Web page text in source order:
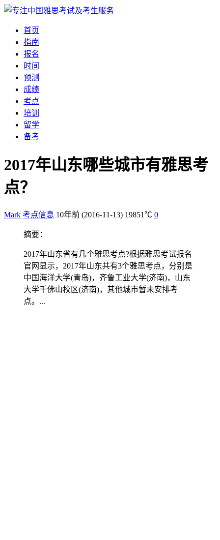
首页
指南
报名
时间
预测
成绩
考点
培训
留学
备考
2017年山东哪些城市有雅思考
点？
Mark 考点信息 10年前 (2016-11-13) 19851℃ 0
摘要：
2017年山东省有几个雅思考点?根据雅思考试报名
官网显示，2017年山东共有3个雅思考点，分别是
中国海洋大学(青岛)，齐鲁工业大学(济南)，山东
大学千佛山校区(济南)，其他城市暂未安排考
点。...